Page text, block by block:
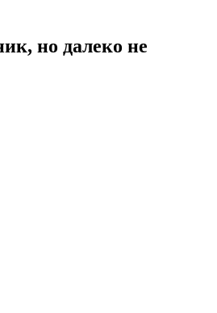
но далеко не